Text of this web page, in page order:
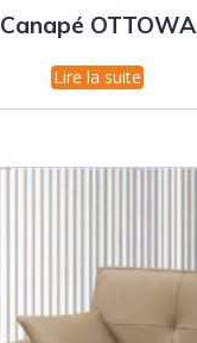
Canapé OTTOWA
Lire la suite